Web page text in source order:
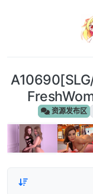
资源发布区